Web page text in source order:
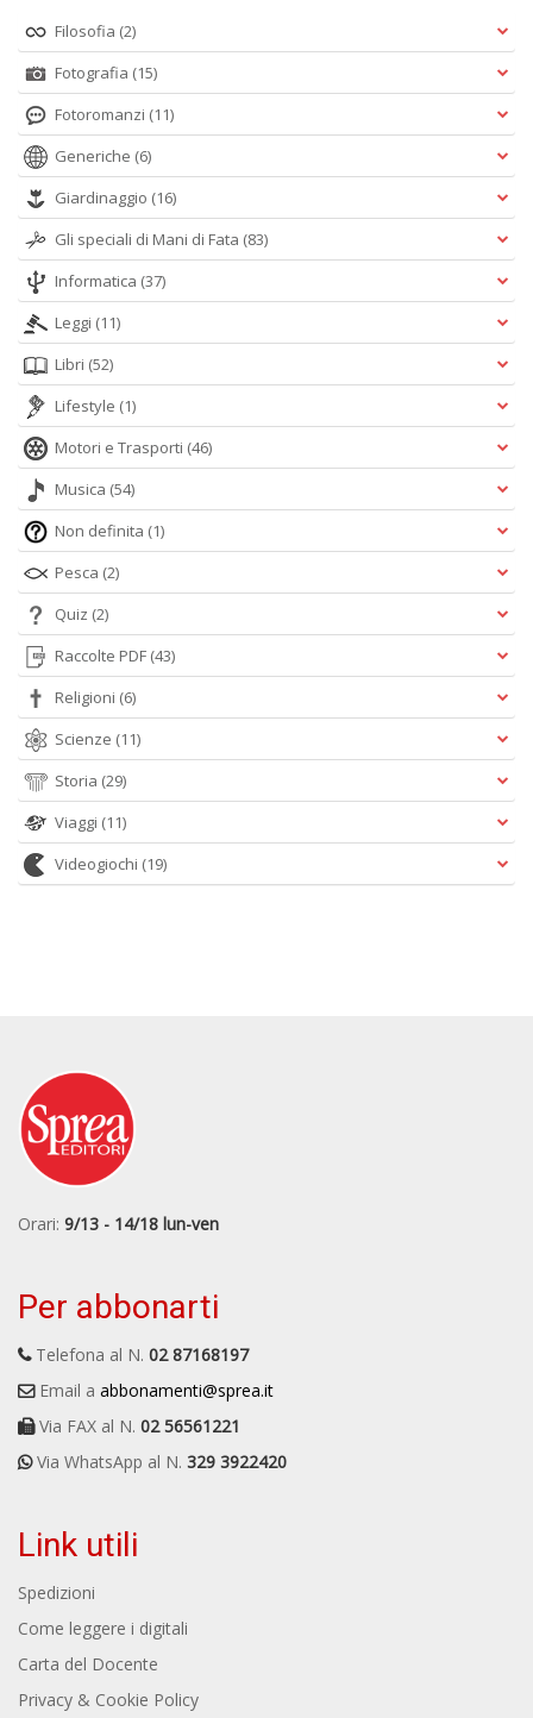
Filosofia (2)
Fotografia (15)
Fotoromanzi (11)
Generiche (6)
Giardinaggio (16)
Gli speciali di Mani di Fata (83)
Informatica (37)
Leggi (11)
Libri (52)
Lifestyle (1)
Motori e Trasporti (46)
Musica (54)
Non definita (1)
Pesca (2)
Quiz (2)
Raccolte PDF (43)
Religioni (6)
Scienze (11)
Storia (29)
Viaggi (11)
Videogiochi (19)
Orari: 9/13 - 14/18 lun-ven
Per abbonarti
Telefona al N. 02 87168197
Email a abbonamenti@sprea.it
Via FAX al N. 02 56561221
Via WhatsApp al N. 329 3922420
Link utili
Spedizioni
Come leggere i digitali
Carta del Docente
Privacy & Cookie Policy